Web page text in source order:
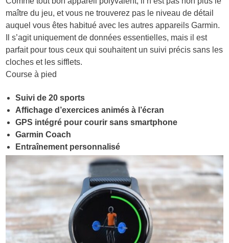
maître du jeu, et vous ne trouverez pas le niveau de détail
auquel vous êtes habitué avec les autres appareils Garmin.
Il s’agit uniquement de données essentielles, mais il est
parfait pour tous ceux qui souhaitent un suivi précis sans les
cloches et les sifflets.
Course à pied
Suivi de 20 sports
Affichage d’exercices animés à l’écran
GPS intégré pour courir sans smartphone
Garmin Coach
Entraînement personnalisé